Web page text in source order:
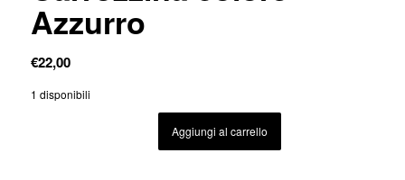
Azzurro
€22,00
1 disponibili
Aggiungi al carrello